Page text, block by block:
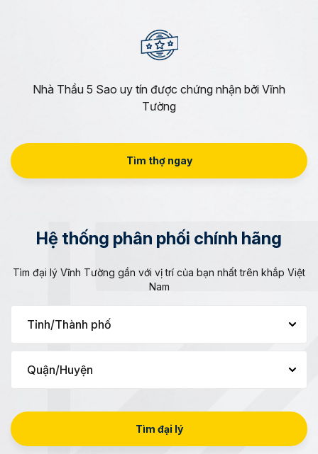
Nhà Thầu 5 Sao uy tín được chứng nhận bởi Vĩnh
Tường
Tìm thợ ngay
Hệ thống phân phối chính hãng
Tìm đại lý Vĩnh Tường gần với vị trí của bạn nhất trên khắp Việt
Nam
Tìm đại lý